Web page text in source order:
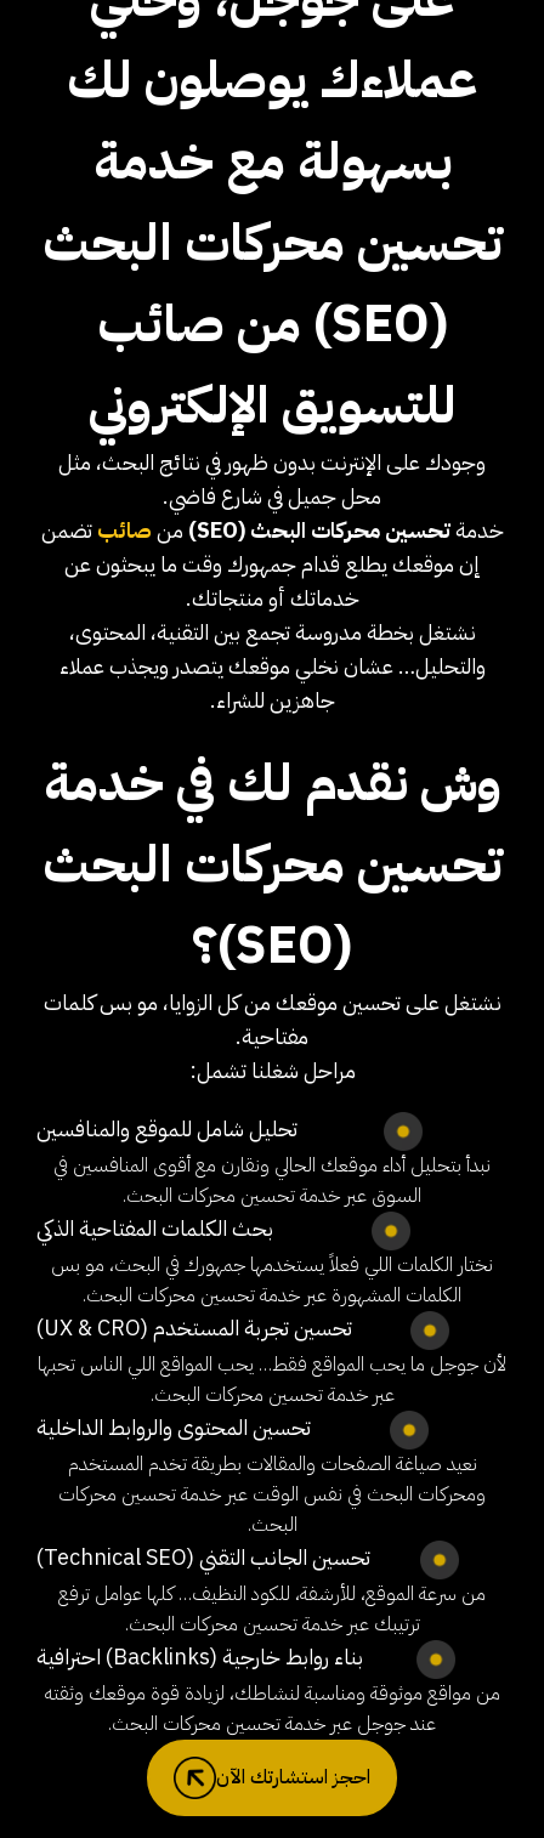
عملاءك يوصلون لك
بسهولة مع خدمة
تحسين محركات البحث
(SEO) من صائب
للتسويق الإلكتروني
وجودك على الإنترنت بدون ظهور في نتائج البحث، مثل
محل جميل في شارع فاضي.
خدمةتحسين محركات البحث (SEO) منصائب تضمن
إن موقعك يطلع قدام جمهورك وقت ما يبحثون عن
خدماتك أو منتجاتك.
نشتغل بخطة مدروسة تجمع بين التقنية، المحتوى،
والتحليل… عشان نخلي موقعك يتصدر ويجذب عملاء
جاهزين للشراء.
وش نقدم لك في خدمة
تحسين محركات البحث
(SEO)؟
نشتغل على تحسين موقعك من كل الزوايا، مو بس كلمات
مفتاحية.
مراحل شغلنا تشمل:
تحليل شامل للموقع والمنافسين
نبدأ بتحليل أداء موقعك الحالي ونقارن مع أقوى المنافسين في
السوق عبر خدمة تحسين محركات البحث.
بحث الكلمات المفتاحية الذكي
نختار الكلمات اللي فعلاً يستخدمها جمهورك في البحث، مو بس
الكلمات المشهورة عبر خدمة تحسين محركات البحث.
تحسين تجربة المستخدم (UX & CRO)
لأن جوجل ما يحب المواقع فقط… يحب المواقع اللي الناس تحبها
عبر خدمة تحسين محركات البحث.
تحسين المحتوى والروابط الداخلية
نعيد صياغة الصفحات والمقالات بطريقة تخدم المستخدم
ومحركات البحث في نفس الوقت عبر خدمة تحسين محركات
البحث.
تحسين الجانب التقني (Technical SEO)
من سرعة الموقع، للأرشفة، للكود النظيف… كلها عوامل ترفع
ترتيبكعبر خدمة تحسين محركات البحث.
بناء روابط خارجية (Backlinks) احترافية
من مواقع موثوقة ومناسبة لنشاطك، لزيادة قوة موقعك وثقته
عند جوجل عبر خدمة تحسين محركات البحث.
احجز استشارتك الآن